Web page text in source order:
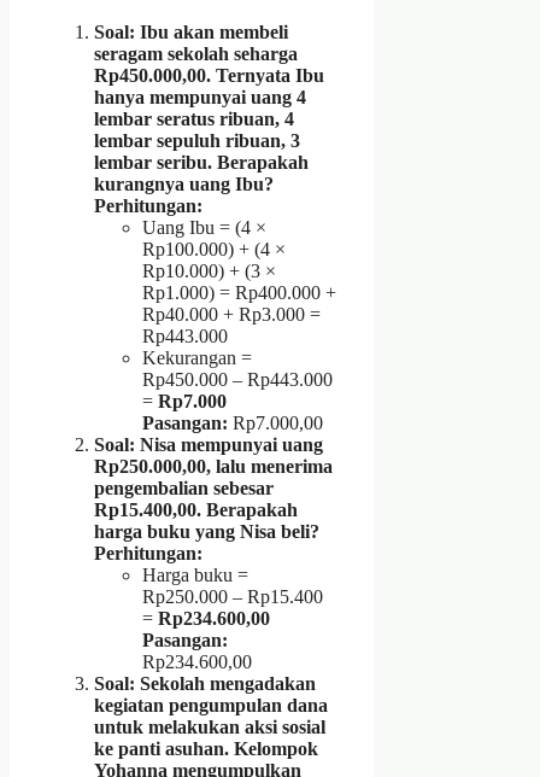
Soal: Ibu akan membeli
seragam sekolah seharga
Rp450.000,00. Ternyata Ibu
hanya mempunyai uang 4
lembar seratus ribuan, 4
lembar sepuluh ribuan, 3
lembar seribu. Berapakah
kurangnya uang Ibu?
Perhitungan:
Uang Ibu = (4 ×
Rp100.000) + (4 ×
Rp10.000) + (3 ×
Rp1.000) = Rp400.000 +
Rp40.000 + Rp3.000 =
Rp443.000
Kekurangan =
Rp450.000 – Rp443.000
= Rp7.000
Pasangan: Rp7.000,00
Soal: Nisa mempunyai uang
Rp250.000,00, lalu menerima
pengembalian sebesar
Rp15.400,00. Berapakah
harga buku yang Nisa beli?
Perhitungan:
Harga buku =
Rp250.000 – Rp15.400
= Rp234.600,00
Pasangan:
Rp234.600,00
Soal: Sekolah mengadakan
kegiatan pengumpulan dana
untuk melakukan aksi sosial
ke panti asuhan. Kelompok
Yohanna mengumpulkan